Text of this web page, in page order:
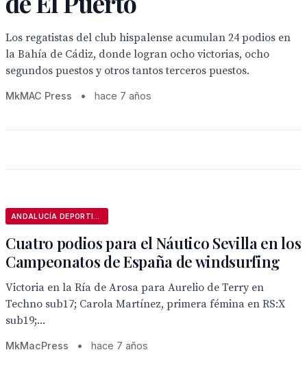
Los regatistas del club hispalense acumulan 24 podios en
la Bahía de Cádiz, donde logran ocho victorias, ocho
segundos puestos y otros tantos terceros puestos.
MkMAC Press • hace 7 años
Cuatro podios para el Náutico Sevilla en los
Campeonatos de España de windsurfing
Victoria en la Ría de Arosa para Aurelio de Terry en
Techno sub17; Carola Martínez, primera fémina en RS:X
sub19;...
MkMacPress • hace 7 años